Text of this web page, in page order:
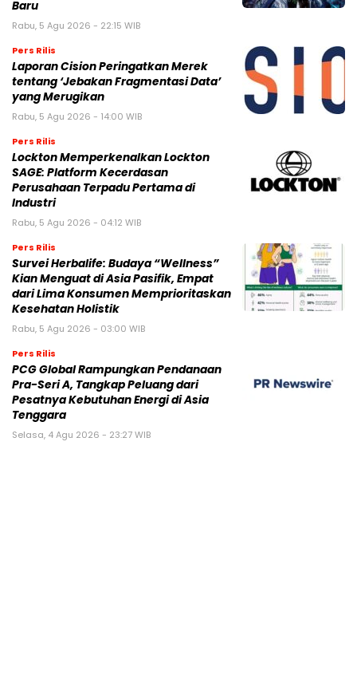
Baru
Rabu, 5 Agu 2026 - 22:15 WIB
Pers Rilis
Laporan Cision Peringatkan Merek
tentang ‘Jebakan Fragmentasi Data’
yang Merugikan
Rabu, 5 Agu 2026 - 14:00 WIB
Pers Rilis
Lockton Memperkenalkan Lockton
SAGE: Platform Kecerdasan
Perusahaan Terpadu Pertama di
Industri
Rabu, 5 Agu 2026 - 04:12 WIB
Pers Rilis
Survei Herbalife: Budaya “Wellness”
Kian Menguat di Asia Pasifik, Empat
dari Lima Konsumen Memprioritaskan
Kesehatan Holistik
Rabu, 5 Agu 2026 - 03:00 WIB
Pers Rilis
PCG Global Rampungkan Pendanaan
Pra-Seri A, Tangkap Peluang dari
Pesatnya Kebutuhan Energi di Asia
Tenggara
Selasa, 4 Agu 2026 - 23:27 WIB